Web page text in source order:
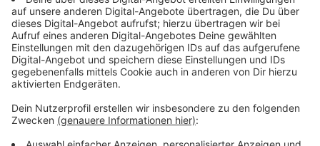
an diesem Sonntag, fast 5000 Menschen starten dann
auf die verschiedenen Strecken.
Anzeige
Weitere Meldungen aus Leverkusen
Anzeige